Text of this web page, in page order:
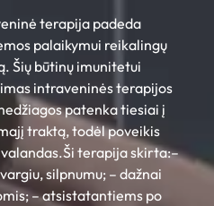
terapija padeda
palaikymui reikalingų
Šių būtinų imunitetui
intraveninės terapijos
patenka tiesiai į
traktą, todėl poveikis
terapija skirta:–
silpnumu; – dažnai
– atsistatantiems po